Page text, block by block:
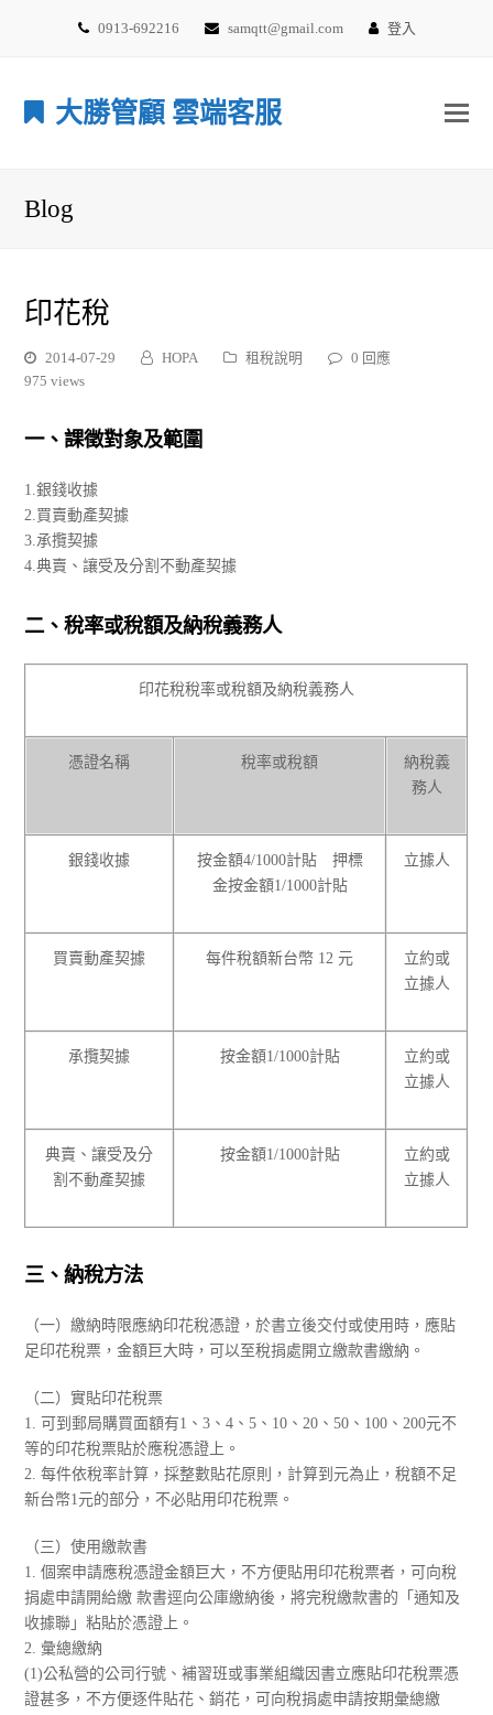
0913-692216 samqtt@gmail.com 登入
大勝管顧 雲端客服
Blog
印花稅
2014-07-29 HOPA 租稅說明
0 回應
975 views
一、課徵對象及範圍
1.銀錢收據
2.買賣動產契據
3.承攬契據
4.典賣、讓受及分割不動產契據
二、稅率或稅額及納稅義務人
印花稅稅率或稅額及納稅義務人
憑證名稱 稅率或稅額
納稅義
務人
銀錢收據
按金額4/1000計貼 押標
金按金額1/1000計貼
立據人
買賣動產契據 每件稅額新台幣 12 元
立約或
立據人
承攬契據 按金額1/1000計貼
立約或
立據人
典賣、讓受及分
割不動產契據
按金額1/1000計貼
立約或
立據人
三、納稅方法
（一）繳納時限應納印花稅憑證，於書立後交付或使用時，應貼
足印花稅票，金額巨大時，可以至稅捐處開立繳款書繳納。
（二）實貼印花稅票
1. 可到郵局購買面額有1、3、4、5、10、20、50、100、200元不
等的印花稅票貼於應稅憑證上。
2. 每件依稅率計算，採整數貼花原則，計算到元為止，稅額不足
新台幣1元的部分，不必貼用印花稅票。
（三）使用繳款書
1. 個案申請應稅憑證金額巨大，不方便貼用印花稅票者，可向稅
捐處申請開給繳 款書逕向公庫繳納後，將完稅繳款書的「通知及
收據聯」粘貼於憑證上。
2. 彙總繳納
(1)公私營的公司行號、補習班或事業組織因書立應貼印花稅票憑
證甚多，不方便逐件貼花、銷花，可向稅捐處申請按期彙總繳